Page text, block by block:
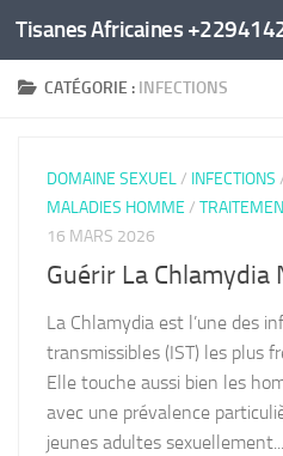
Au dessous du contenu
Tisanes Africaines
CATÉGORIE : INFECTIONS
DOMAINE SEXUEL/ INFECTIONS
MALADIES HOMME /
16 MARS 2026
Guérir La
La Chlamydia est l’une des
transmissibles (IST) les plus
Elle touche aussi bien les
avec une prévalence
jeunes adultes sexuellement...